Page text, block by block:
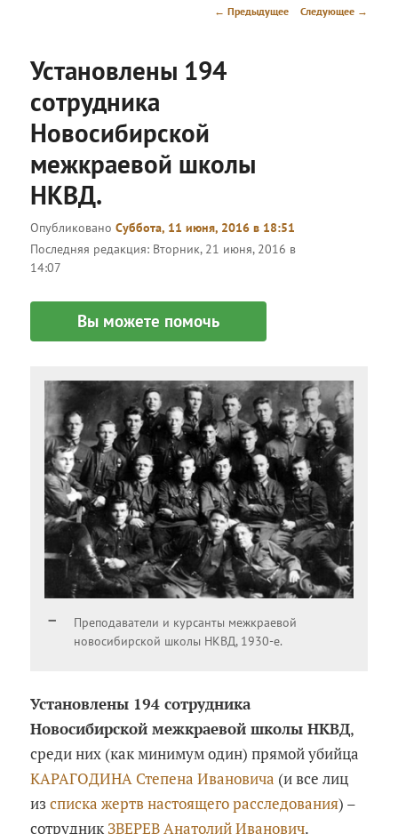
Навигация
← Предыдущее Следующее →
Установлены 194
сотрудника
Новосибирской
межкраевой школы
НКВД.
ОпубликованоСуббота, 11 июня, 2016 в 18:51
Последняя редакция: Вторник, 21 июня, 2016 в
14:07
Вы можете помочь
Преподаватели и курсанты межкраевой
новосибирской школы НКВД, 1930-е.
Установлены 194 сотрудника
Новосибирской межкраевой школы НКВД,
среди них (как минимум один) прямой убийца
КАРАГОДИНА Степена Ивановича (и все лиц
изсписка жертв настоящего расследования) –
сотрудник ЗВЕРЕВ Анатолий Иванович.